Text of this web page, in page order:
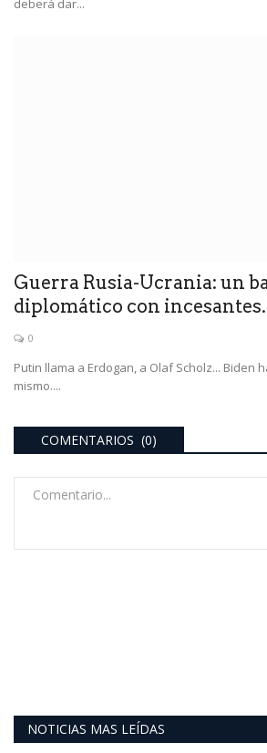
Guerra Rusia-Ucrania: un
diplomático con
0
Putin llama a Erdogan, a Olaf Scholz... Biden
mismo....
COMENTARIOS (0)
NOTICIAS MAS LEÍDAS